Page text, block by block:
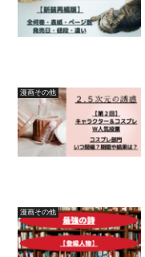
漫画その他
漫画その他